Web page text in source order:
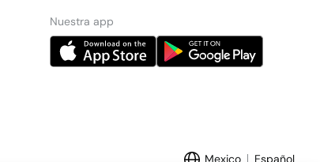
Nuestra app
Mexico Español